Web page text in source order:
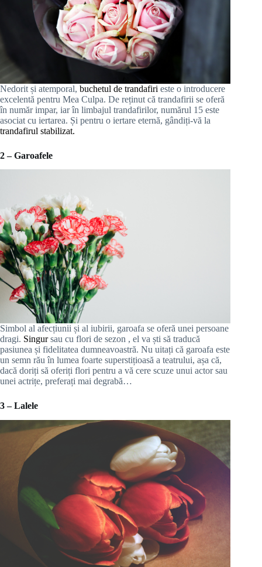
Nedorit și atemporal, buchetul de trandafiri este o introducere
excelentă pentru Mea Culpa. De reținut că trandafirii se oferă
în număr impar, iar în limbajul trandafirilor, numărul 15 este
asociat cu iertarea. Și pentru o iertare eternă, gândiți-vă la
trandafirul stabilizat.
2 – Garoafele
Simbol al afecțiunii și al iubirii, garoafa se oferă unei persoane
dragi. Singursau cu flori de sezon , el va ști să traducă
pasiunea și fidelitatea dumneavoastră. Nu uitați că garoafa este
un semn rău în lumea foarte superstițioasă a teatrului, așa că,
dacă doriți să oferiți flori pentru a vă cere scuze unui actor sau
unei actrițe, preferați mai degrabă…
3 – Lalele